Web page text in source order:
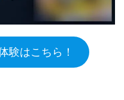
験はこちら！